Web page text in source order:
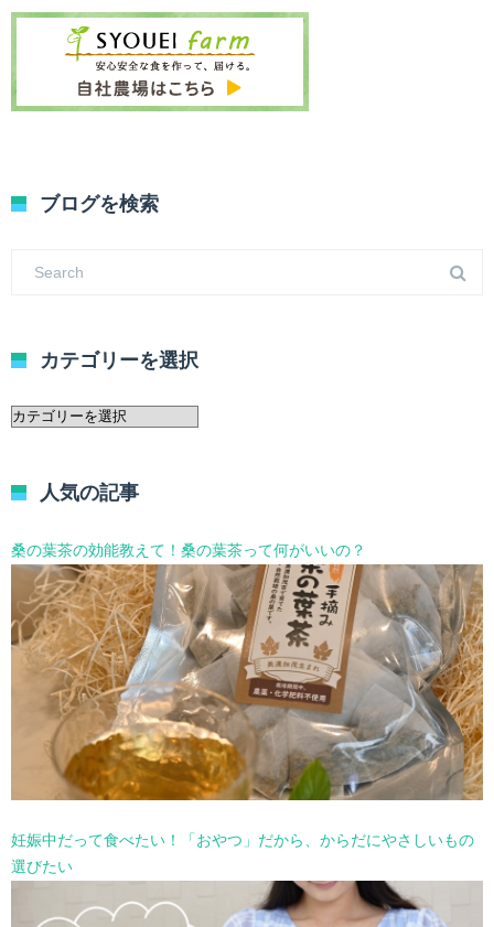
ブログを検索
カテゴリーを選択
カ
ー
選
択
人気の記事
桑の葉茶の効能教えて！桑の葉茶って何がいいの？
妊娠中だって食べたい！「おやつ」だから、からだにやさしいもの
選びたい